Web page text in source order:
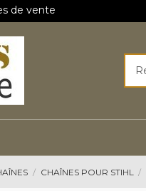
de vente
CHAÎNES POUR STIHL